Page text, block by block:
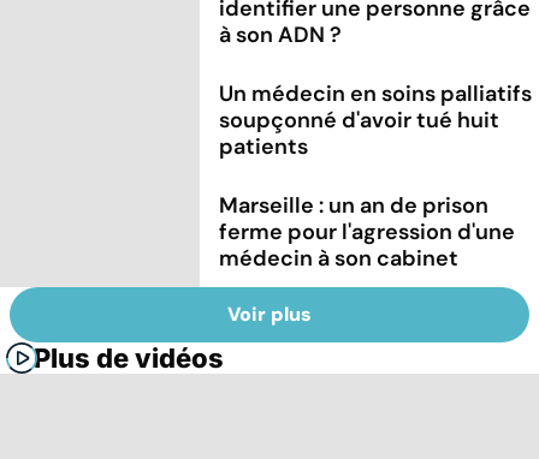
identifier une personne grâce
à son ADN ?
Un médecin en soins palliatifs
soupçonné d'avoir tué huit
patients
Marseille : un an de prison
ferme pour l'agression d'une
médecin à son cabinet
Voir plus
Plus de vidéos